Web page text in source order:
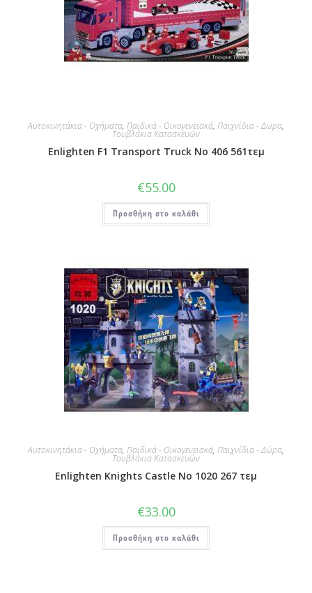
Αυτοκινητάκια - Οχήματα, Παιδικά - Οικογενειακά, Παιχνίδια - Δώρα,
Τουβλάκια Κατασκευών
Enlighten F1 Transport Truck No 406 561τεμ
€55.00
Προσθήκη στο καλάθι
Αυτοκινητάκια - Οχήματα, Παιδικά - Οικογενειακά, Παιχνίδια - Δώρα,
Τουβλάκια Κατασκευών
Enlighten Knights Castle No 1020 267 τεμ
€33.00
Προσθήκη στο καλάθι